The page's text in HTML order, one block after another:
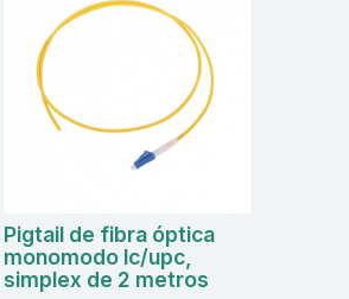
Pigtail de fibra óptica
monomodo lc/upc,
simplex de 2 metros